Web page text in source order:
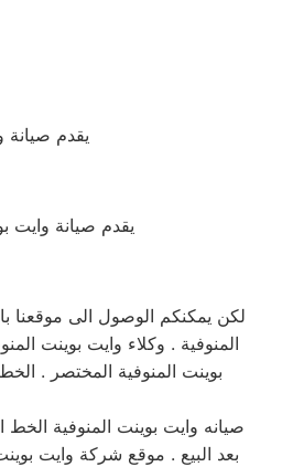
يقدم صيانة
يقدم صيانة وايت
لكن يمكنكم الوصول الى موقعنا
المنوفية . وكلاء وايت بوينت
بوينت المنوفية المختصر .
صيانه وايت بوينت المنوفية
بعد البيع . موقع شركة وايت